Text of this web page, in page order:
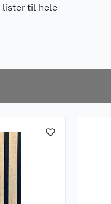
lister til hele